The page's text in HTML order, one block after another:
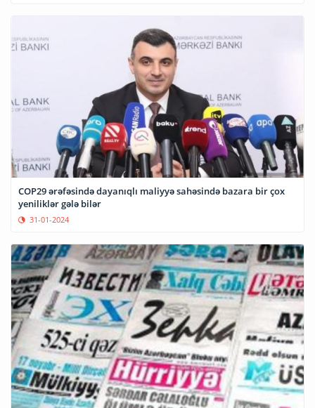
COP29 ərəfəsində dayanıqlı maliyyə sahəsində bazara bir çox
yeniliklər gələ bilər
31-01-2024